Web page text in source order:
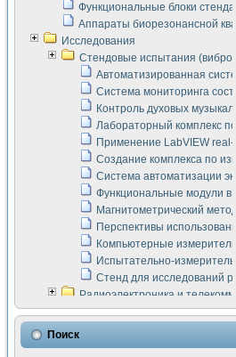
Функциональные блоки стенда
Аппараты биорезонансной
Исследования
Стендовые испытания
Автоматизированная
Система мониторинга
Контроль духовых
Лабораторный комплекс
Применение LabVIEW
Создание комплекса по
Система автоматизации
Функциональные модули в
Магнитометрический
Перспективы
Компьютерные
Испытательно-
Стенд для исследований
Радиоэлектроника и
LabVIEW в расчетах
Аппаратно-программный
Виртуальный
Поиск